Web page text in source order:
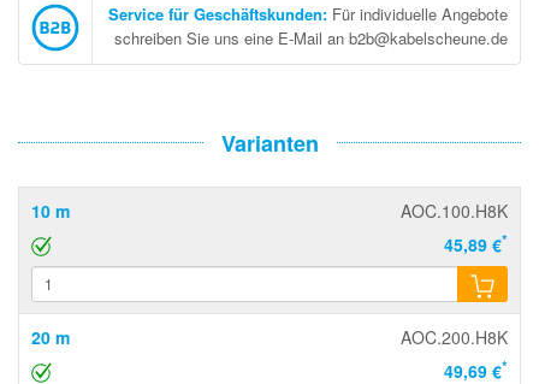
Service für Geschäftskunden: Für individuelle Angebote
schreiben Sie uns eine E-Mail an b2b@kabelscheune.de
Varianten
10 m
AOC.100.H8K
45,89 €*
20 m
AOC.200.H8K
49,69 €*